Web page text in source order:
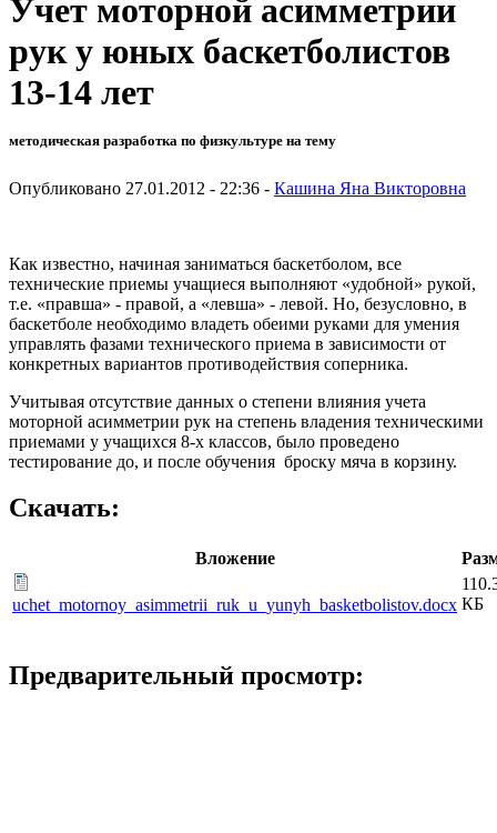
Учет моторной асимметрии
рук у юных баскетболистов
13-14 лет
методическая разработка по физкультуре на тему
Опубликовано 27.01.2012 - 22:36 - Кашина Яна Викторовна
Как известно, начиная заниматься баскетболом, все
технические приемы учащиеся выполняют «удобной» рукой,
т.е. «правша» - правой, а «левша» - левой. Но, безусловно, в
баскетболе необходимо владеть обеими руками для умения
управлять фазами технического приема в зависимости от
конкретных вариантов противодействия соперника.
Учитывая отсутствие данных о степени влияния учета
моторной асимметрии рук на степень владения техническими
приемами у учащихся 8-х классов, было проведено
тестирование до, и после обучения броску мяча в корзину.
Скачать:
Вложение
uchet_motornoy_asimmetrii_ruk_u_yunyh_basketbolistov.docx КБ
Предварительный просмотр: